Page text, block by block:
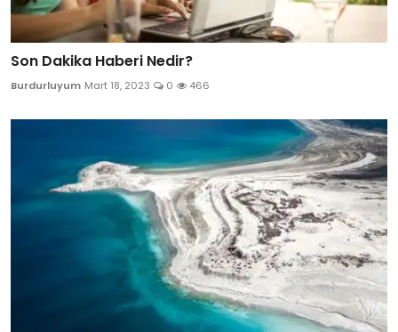
Son Dakika Haberi Nedir?
Burdurluyum Mart 18, 2023 0 466